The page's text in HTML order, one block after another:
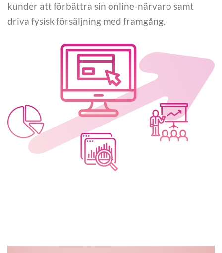
kunder att förbättra sin online-närvaro samt
driva fysisk försäljning med framgång.